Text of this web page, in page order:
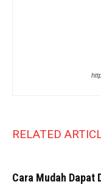
RELATED
Cara Mudah Dapat